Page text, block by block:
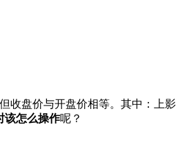
收盘价与开盘价相等。其中：上影
该怎么操作呢？